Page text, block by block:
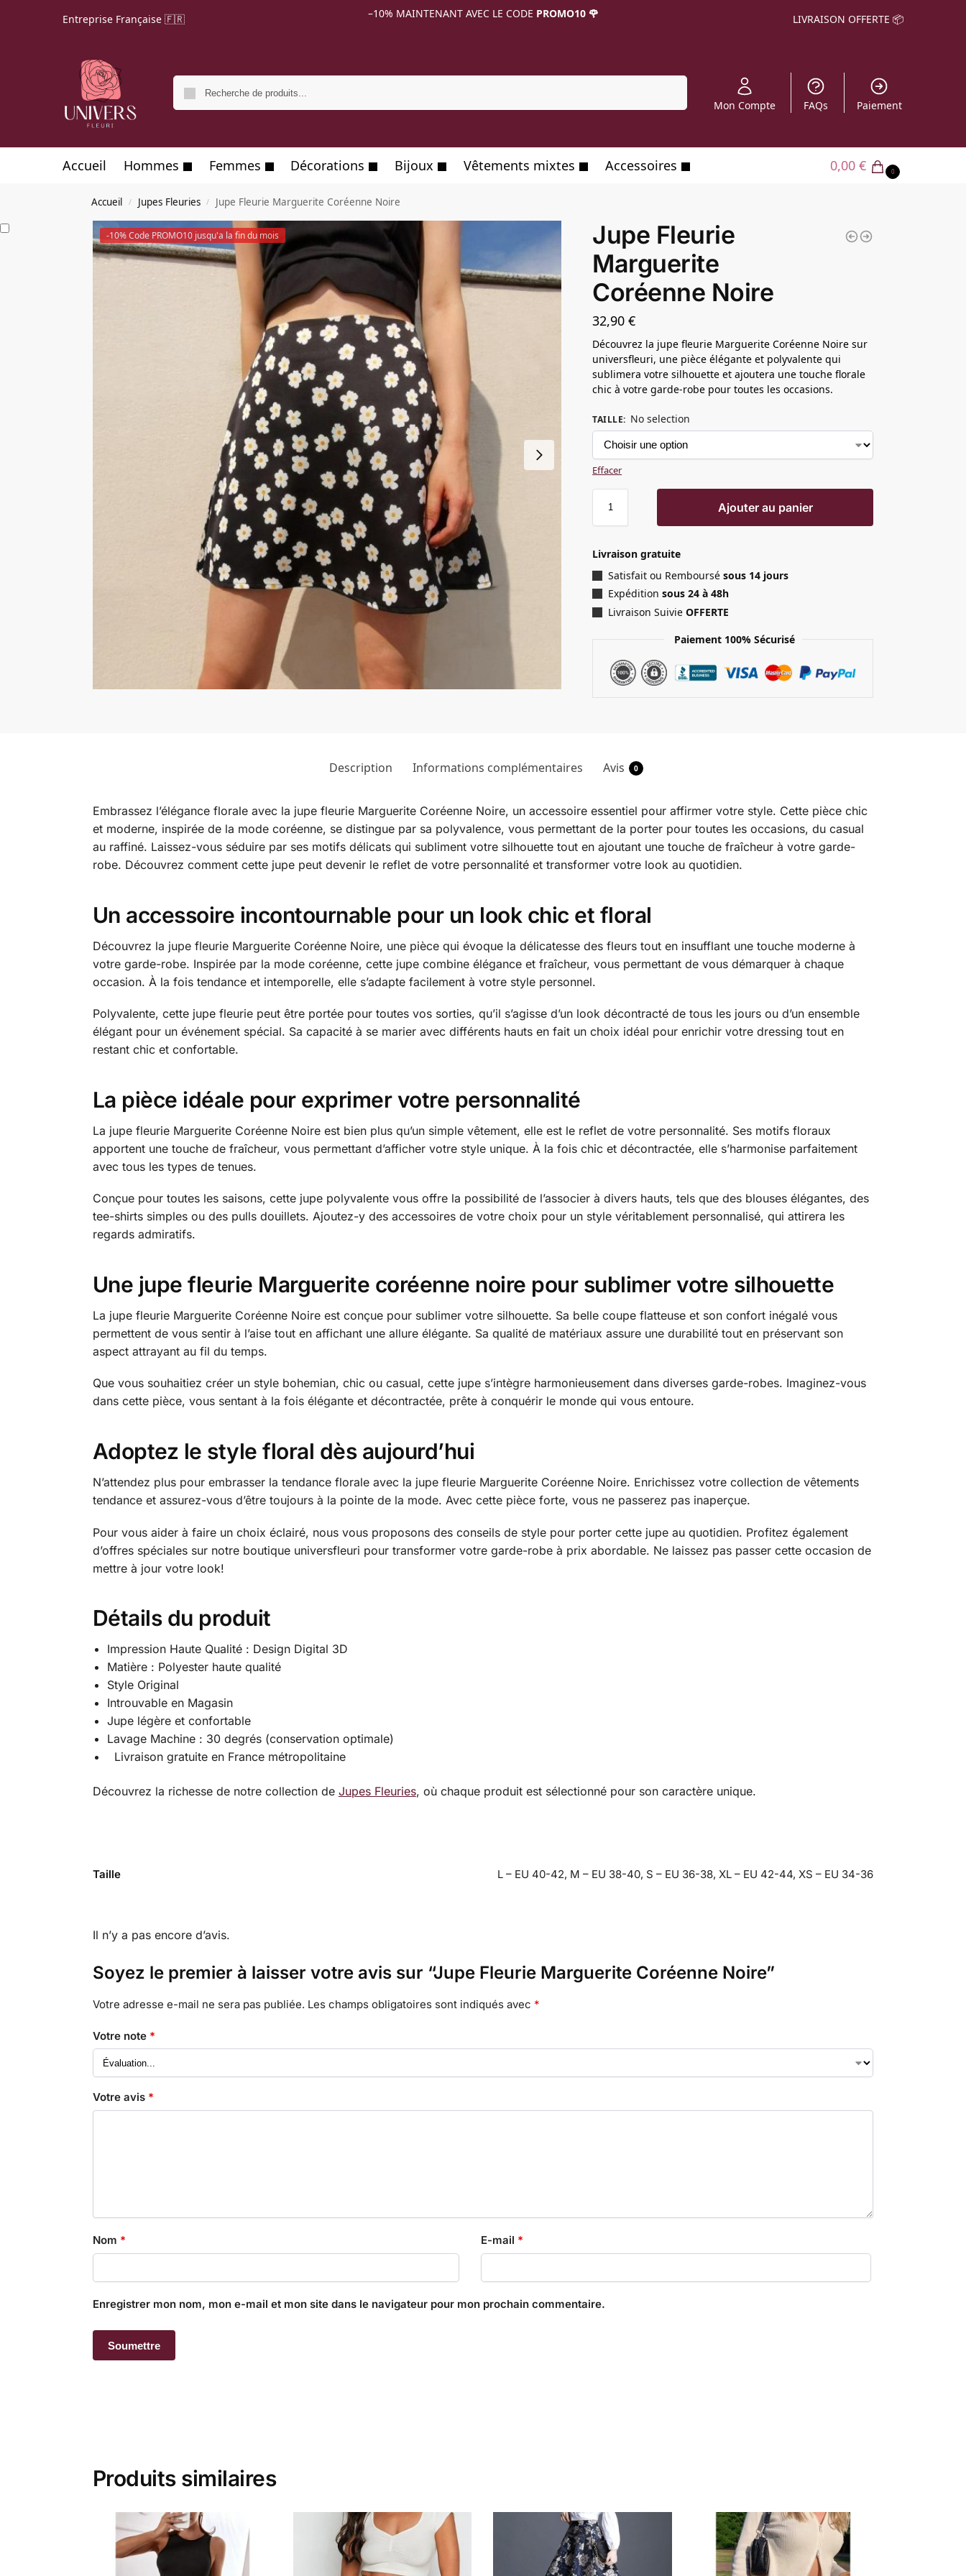
Entreprise Française 🇫🇷 –10% MAINTENANT AVEC LE CODE PROMO10 🌹 LIVRAISON OFFERTE 📦
Mon Compte FAQs Paiement
Accueil Hommes Femmes Décorations Bijoux Vêtements mixtes Accessoires 0,00 € 0
Accueil / Jupes Fleuries / Jupe Fleurie Marguerite Coréenne Noire
-10% Code PROMO10 jusqu'a la fin du mois
Jupe Fleurie
Marguerite
Coréenne Noire
32,90€
Découvrez la jupe fleurie Marguerite Coréenne Noire sur
universfleuri, une pièce élégante et polyvalente qui
sublimera votre silhouette et ajoutera une touche florale
chic à votre garde-robe pour toutes les occasions.
TAILLE: No selection
Effacer
Ajouter au panier
Livraison gratuite
Satisfait ou Remboursésous 14 jours
Expédition sous 24 à 48h
Livraison SuivieOFFERTE
Paiement 100% Sécurisé
Description Informations complémentaires Avis 0
Embrassez l’élégance florale avec la jupe fleurie Marguerite Coréenne Noire, un accessoire essentiel pour affirmer votre style. Cette pièce chic
et moderne, inspirée de la mode coréenne, se distingue par sa polyvalence, vous permettant de la porter pour toutes les occasions, du casual
au raffiné. Laissez-vous séduire par ses motifs délicats qui subliment votre silhouette tout en ajoutant une touche de fraîcheur à votre garde-
robe. Découvrez comment cette jupe peut devenir le reflet de votre personnalité et transformer votre look au quotidien.
Un accessoire incontournable pour un look chic et floral
Découvrez la jupe fleurie Marguerite Coréenne Noire, une pièce qui évoque la délicatesse des fleurs tout en insufflant une touche moderne à
votre garde-robe. Inspirée par la mode coréenne, cette jupe combine élégance et fraîcheur, vous permettant de vous démarquer à chaque
occasion. À la fois tendance et intemporelle, elle s’adapte facilement à votre style personnel.
Polyvalente, cette jupe fleurie peut être portée pour toutes vos sorties, qu’il s’agisse d’un look décontracté de tous les jours ou d’un ensemble
élégant pour un événement spécial. Sa capacité à se marier avec différents hauts en fait un choix idéal pour enrichir votre dressing tout en
restant chic et confortable.
La pièce idéale pour exprimer votre personnalité
La jupe fleurie Marguerite Coréenne Noire est bien plus qu’un simple vêtement, elle est le reflet de votre personnalité. Ses motifs floraux
apportent une touche de fraîcheur, vous permettant d’afficher votre style unique. À la fois chic et décontractée, elle s’harmonise parfaitement
avec tous les types de tenues.
Conçue pour toutes les saisons, cette jupe polyvalente vous offre la possibilité de l’associer à divers hauts, tels que des blouses élégantes, des
tee-shirts simples ou des pulls douillets. Ajoutez-y des accessoires de votre choix pour un style véritablement personnalisé, qui attirera les
regards admiratifs.
Une jupe fleurie Marguerite coréenne noire pour sublimer votre silhouette
La jupe fleurie Marguerite Coréenne Noire est conçue pour sublimer votre silhouette. Sa belle coupe flatteuse et son confort inégalé vous
permettent de vous sentir à l’aise tout en affichant une allure élégante. Sa qualité de matériaux assure une durabilité tout en préservant son
aspect attrayant au fil du temps.
Que vous souhaitiez créer un style bohemian, chic ou casual, cette jupe s’intègre harmonieusement dans diverses garde-robes. Imaginez-vous
dans cette pièce, vous sentant à la fois élégante et décontractée, prête à conquérir le monde qui vous entoure.
Adoptez le style floral dès aujourd’hui
N’attendez plus pour embrasser la tendance florale avec la jupe fleurie Marguerite Coréenne Noire. Enrichissez votre collection de vêtements
tendance et assurez-vous d’être toujours à la pointe de la mode. Avec cette pièce forte, vous ne passerez pas inaperçue.
Pour vous aider à faire un choix éclairé, nous vous proposons des conseils de style pour porter cette jupe au quotidien. Profitez également
d’offres spéciales sur notre boutique universfleuri pour transformer votre garde-robe à prix abordable. Ne laissez pas passer cette occasion de
mettre à jour votre look!
Détails du produit
Impression Haute Qualité : Design Digital 3D
Matière : Polyester haute qualité
Style Original
Introuvable en Magasin
Jupe légère et confortable
Lavage Machine : 30 degrés (conservation optimale)
Livraison gratuite en France métropolitaine
Découvrez la richesse de notre collection de Jupes Fleuries, où chaque produit est sélectionné pour son caractère unique.
Taille L – EU 40-42, M – EU 38-40, S – EU 36-38, XL – EU 42-44, XS – EU 34-36
Il n’y a pas encore d’avis.
Soyez le premier à laisser votre avis sur “Jupe Fleurie Marguerite Coréenne Noire”
Votre adresse e-mail ne sera pas publiée. Les champs obligatoires sont indiqués avec *
Votre note *
Votre avis *
Nom * E-mail *
Enregistrer mon nom, mon e-mail et mon site dans le navigateur pour mon prochain commentaire.
Produits similaires